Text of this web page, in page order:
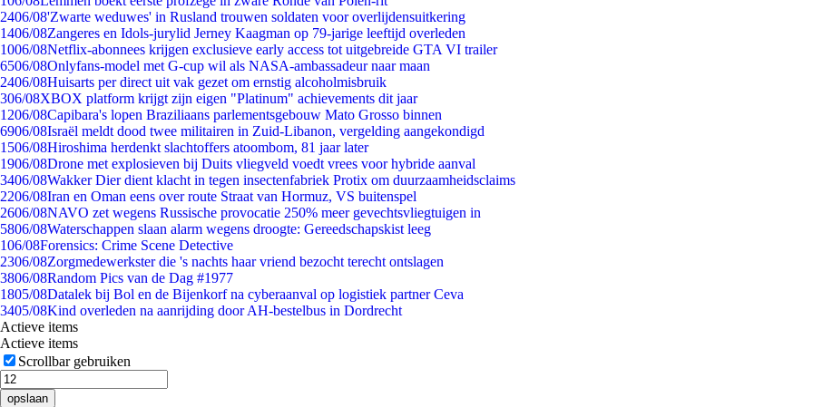
2406/08'Zwarte weduwes' in Rusland trouwen soldaten voor overlijdensuitkering
1406/08Zangeres en Idols-jurylid Jerney Kaagman op 79-jarige leeftijd overleden
1006/08Netflix-abonnees krijgen exclusieve early access tot uitgebreide GTA VI trailer
6506/08Onlyfans-model met G-cup wil als NASA-ambassadeur naar maan
2406/08Huisarts per direct uit vak gezet om ernstig alcoholmisbruik
306/08XBOX platform krijgt zijn eigen "Platinum" achievements dit jaar
1206/08Capibara's lopen Braziliaans parlementsgebouw Mato Grosso binnen
6906/08Israël meldt dood twee militairen in Zuid-Libanon, vergelding aangekondigd
1506/08Hiroshima herdenkt slachtoffers atoombom, 81 jaar later
1906/08Drone met explosieven bij Duits vliegveld voedt vrees voor hybride aanval
3406/08Wakker Dier dient klacht in tegen insectenfabriek Protix om duurzaamheidsclaims
2206/08Iran en Oman eens over route Straat van Hormuz, VS buitenspel
2606/08NAVO zet wegens Russische provocatie 250% meer gevechtsvliegtuigen in
5806/08Waterschappen slaan alarm wegens droogte: Gereedschapskist leeg
106/08Forensics: Crime Scene Detective
2306/08Zorgmedewerkster die 's nachts haar vriend bezocht terecht ontslagen
3806/08Random Pics van de Dag #1977
1805/08Datalek bij Bol en de Bijenkorf na cyberaanval op logistiek partner Ceva
3405/08Kind overleden na aanrijding door AH-bestelbus in Dordrecht
Actieve items
Actieve items
Scrollbar gebruiken
opslaan